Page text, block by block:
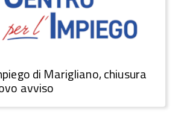
di Marigliano, chiusura
avviso